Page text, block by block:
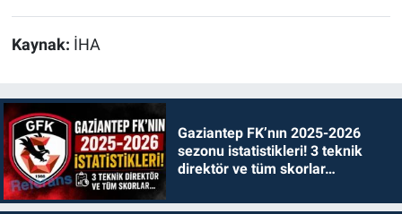
Kaynak: İHA
Gaziantep FK’nın 2025-2026
sezonu istatistikleri! 3 teknik
direktör ve tüm skorlar…